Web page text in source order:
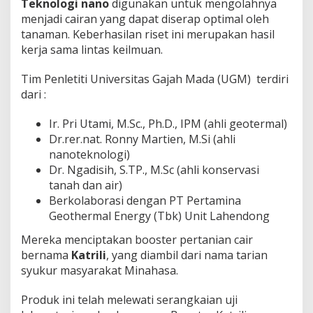
Teknologi nanodigunakan untuk mengolahnya
menjadi cairan yang dapat diserap optimal oleh
tanaman. Keberhasilan riset ini merupakan hasil
kerja sama lintas keilmuan.
Tim Penletiti Universitas Gajah Mada (UGM) terdiri
dari :
Ir. Pri Utami, M.Sc., Ph.D., IPM (ahli geotermal)
Dr.rer.nat. Ronny Martien, M.Si (ahli
nanoteknologi)
Dr. Ngadisih, S.TP., M.Sc (ahli konservasi
tanah dan air)
Berkolaborasi dengan PT Pertamina
Geothermal Energy (Tbk) Unit Lahendong
Mereka menciptakan booster pertanian cair
bernama Katrili, yang diambil dari nama tarian
syukur masyarakat Minahasa.
Produk ini telah melewati serangkaian uji